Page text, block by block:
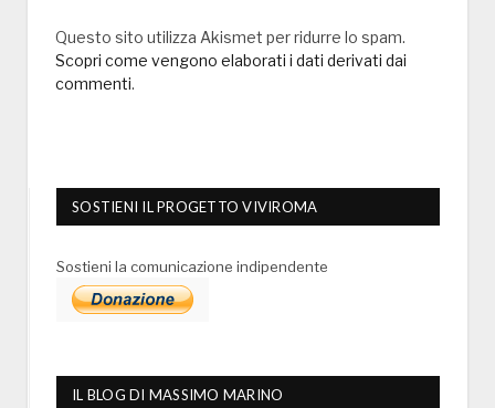
Questo sito utilizza Akismet per ridurre lo spam.
Scopri come vengono elaborati i dati derivati dai
commenti.
SOSTIENI IL PROGETTO VIVIROMA
Sostieni la comunicazione indipendente
IL BLOG DI MASSIMO MARINO